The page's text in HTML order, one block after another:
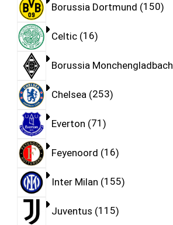
Borussia Dortmund 150
Celtic 16
Borussia Monchengladbach
Chelsea 253
Everton 71
Feyenoord 16
Inter Milan 155
Juventus 115